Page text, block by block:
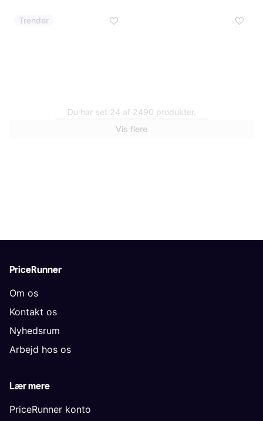
Trender
Nobby Sele Classic XS-S Lilla
Du har set 24 af 2490 produkter.
Vis flere
PriceRunner
Om os
Kontakt os
Nyhedsrum
Arbejd hos os
Lær mere
PriceRunner konto